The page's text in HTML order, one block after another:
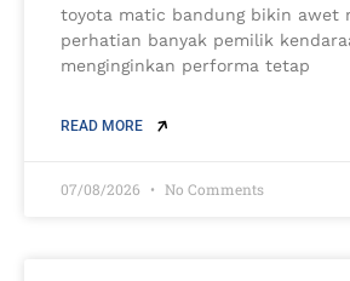
toyota matic bandung bikin awet
perhatian banyak pemilik
menginginkan performa tetap
READ MORE
07/08/2026 No Comments